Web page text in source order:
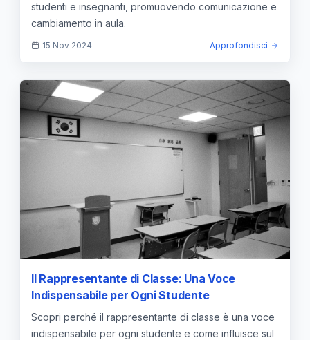
studenti e insegnanti, promuovendo comunicazione e
cambiamento in aula.
15 Nov 2024 Approfondisci
Il Rappresentante di Classe: Una Voce
Indispensabile per Ogni Studente
Scopri perché il rappresentante di classe è una voce
indispensabile per ogni studente e come influisce sul